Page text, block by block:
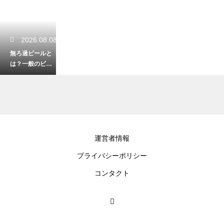
2026.08.08
無ろ過ビールと
は？一般のビー
ルと何が違うの
運営者情報
プライバシーポリシー
コンタクト